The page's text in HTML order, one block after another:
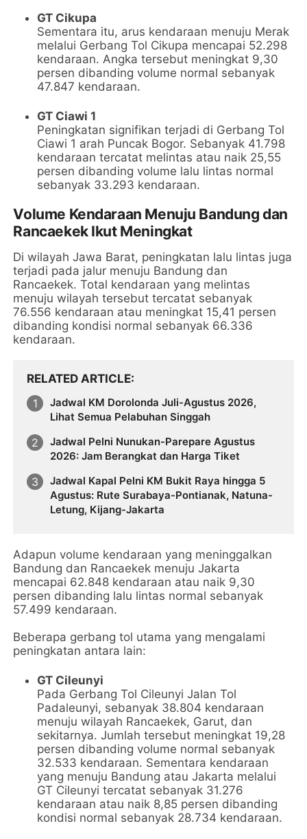
GT Cikupa
Sementara itu, arus kendaraan menuju Merak
melalui Gerbang Tol Cikupa mencapai 52.298
kendaraan. Angka tersebut meningkat 9,30
persen dibanding volume normal sebanyak
47.847 kendaraan.
GT Ciawi 1
Peningkatan signifikan terjadi di Gerbang Tol
Ciawi 1 arah Puncak Bogor. Sebanyak 41.798
kendaraan tercatat melintas atau naik 25,55
persen dibanding volume lalu lintas normal
sebanyak 33.293 kendaraan.
Volume Kendaraan Menuju Bandung dan
Rancaekek Ikut Meningkat
Di wilayah Jawa Barat, peningkatan lalu lintas juga
terjadi pada jalur menuju Bandung dan
Rancaekek. Total kendaraan yang melintas
menuju wilayah tersebut tercatat sebanyak
76.556 kendaraan atau meningkat 15,41 persen
dibanding kondisi normal sebanyak 66.336
kendaraan.
RELATED ARTICLE
Jadwal KM Dorolonda Juli-Agustus 2026,
Lihat Semua Pelabuhan Singgah
Jadwal Pelni Nunukan-Parepare Agustus
2026: Jam Berangkat dan Harga Tiket
Jadwal Kapal Pelni KM Bukit Raya hingga 5
Agustus: Rute Surabaya-Pontianak, Natuna-
Letung, Kijang-Jakarta
Adapun volume kendaraan yang meninggalkan
Bandung dan Rancaekek menuju Jakarta
mencapai 62.848 kendaraan atau naik 9,30
persen dibanding lalu lintas normal sebanyak
57.499 kendaraan.
Beberapa gerbang tol utama yang mengalami
peningkatan antara lain:
GT Cileunyi
Pada Gerbang Tol Cileunyi Jalan Tol
Padaleunyi, sebanyak 38.804 kendaraan
menuju wilayah Rancaekek, Garut, dan
sekitarnya. Jumlah tersebut meningkat 19,28
persen dibanding volume normal sebanyak
32.533 kendaraan. Sementara kendaraan
yang menuju Bandung atau Jakarta melalui
GT Cileunyi tercatat sebanyak 31.276
kendaraan atau naik 8,85 persen dibanding
kondisi normal sebanyak 28.734 kendaraan.